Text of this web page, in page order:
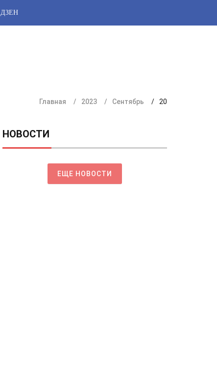
ДЗЕН
Главная 2023 Сентябрь 20
НОВОСТИ
ЕЩЕ НОВОСТИ